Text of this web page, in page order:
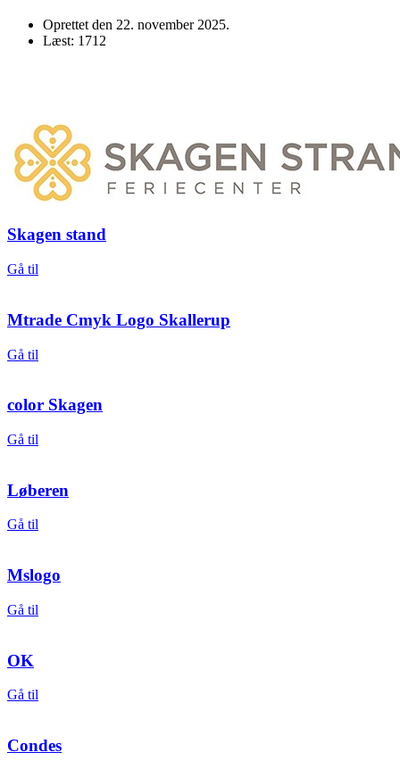
Oprettet den 22. november 2025.
Læst: 1712
Skagen stand
Gå til
Mtrade Cmyk Logo Skallerup
Gå til
color Skagen
Gå til
Løberen
Gå til
Mslogo
Gå til
OK
Gå til
Condes